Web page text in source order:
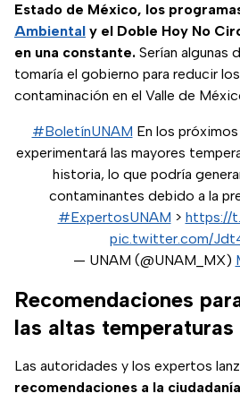
Estado de México, los
Ambiental y el Doble Hoy No
en una constante. Serían algunas
tomaría el gobierno para reducir
contaminación en el Valle de
#BoletínUNAM En los
experimentará las mayores
historia, lo que podría
contaminantes debido a la
#ExpertosUNAM > https://
pic.twitter.com/
— UNAM (@UNAM_MX)
Recomendaciones
las altas temperaturas
Las autoridades y los expertos
recomendaciones a la ciudadanía